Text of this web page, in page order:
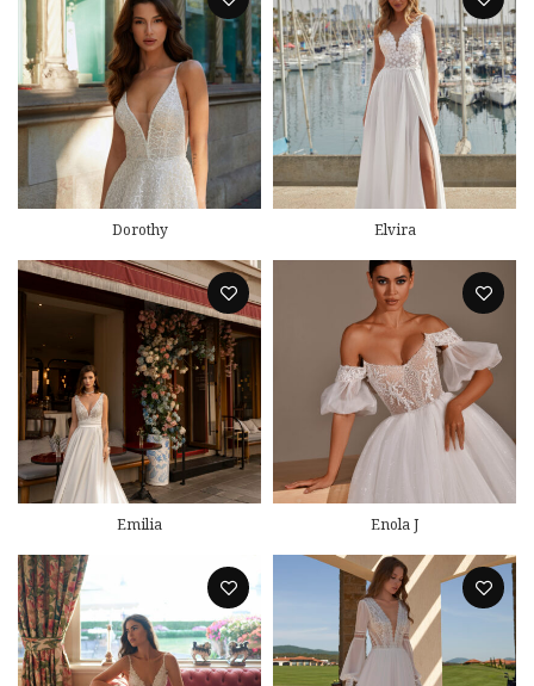
Dorothy Elvira
Emilia Enola J